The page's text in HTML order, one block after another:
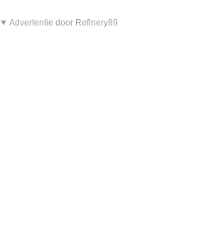
▼ Advertentie door Refinery89